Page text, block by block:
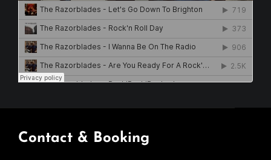
Contact & Booking